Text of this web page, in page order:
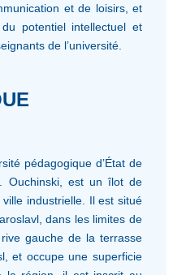
et de loisirs, et
potentiel intellectuel et
de l’université.
pédagogique d’État de
Ouchinski, est un îlot de
industrielle. Il est situé
dans les limites de
gauche de la terrasse
et occupe une superficie